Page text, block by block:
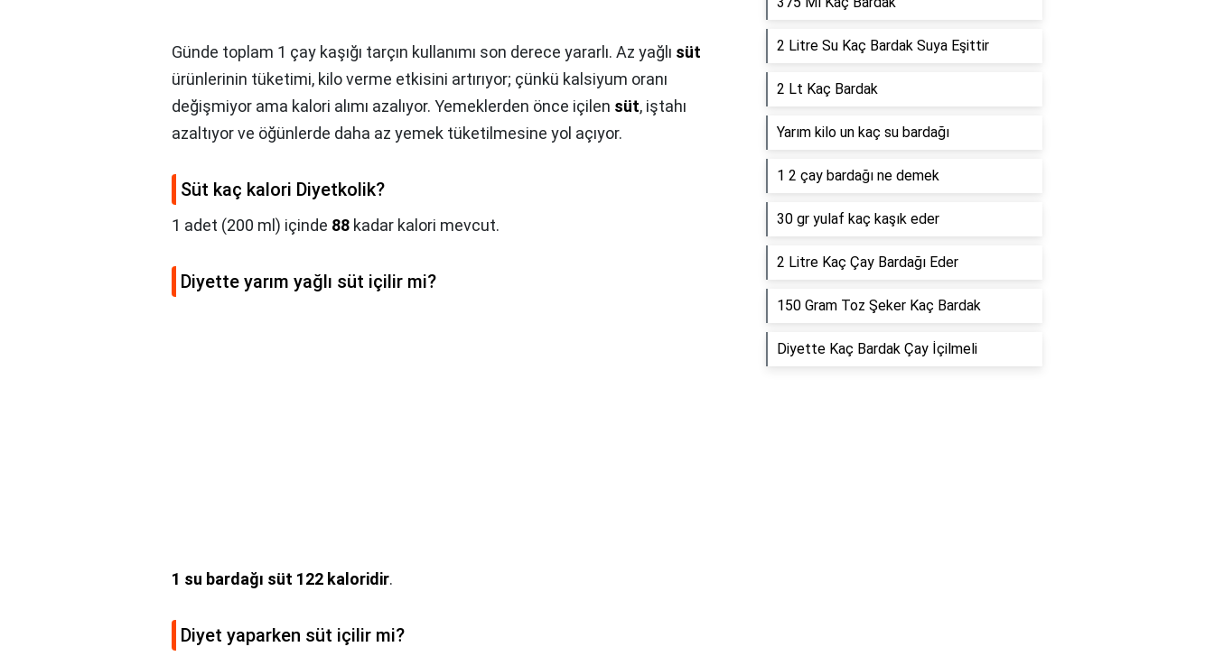
Günde toplam 1 çay kaşığı tarçın kullanımı son derece yararlı. Az yağlı süt
ürünlerinin tüketimi, kilo verme etkisini artırıyor; çünkü kalsiyum oranı
değişmiyor ama kalori alımı azalıyor. Yemeklerden önce içilen süt, iştahı
azaltıyor ve öğünlerde daha az yemek tüketilmesine yol açıyor.
Süt kaç kalori Diyetkolik?
1 adet (200 ml) içinde 88 kadar kalori mevcut.
Diyette yarım yağlı süt içilir mi?
1 su bardağı süt 122 kaloridir.
Diyet yaparken süt içilir mi?
2 Litre Su Kaç Bardak Suya Eşittir
2 Lt Kaç Bardak
Yarım kilo un kaç su bardağı
1 2 çay bardağı ne demek
30 gr yulaf kaç kaşık eder
2 Litre Kaç Çay Bardağı Eder
150 Gram Toz Şeker Kaç Bardak
Diyette Kaç Bardak Çay İçilmeli